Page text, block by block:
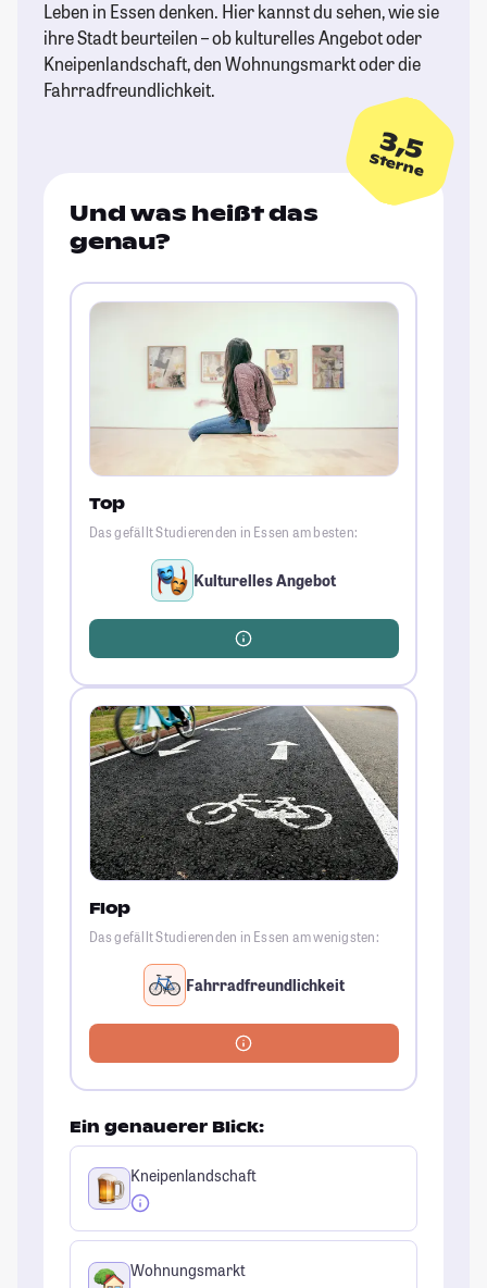
Leben in Essen denken. Hier kannst du sehen, wie sie
ihre Stadt beurteilen – ob kulturelles Angebot oder
Kneipenlandschaft, den Wohnungsmarkt oder die
Fahrradfreundlichkeit.
3,5
Sterne
Und was heißt das
genau?
Top
Das gefällt Studierenden in Essen am besten:
Kulturelles Angebot
Flop
Das gefällt Studierenden in Essen am wenigsten:
Fahrradfreundlichkeit
Ein genauerer Blick:
Kneipenlandschaft
Wohnungsmarkt